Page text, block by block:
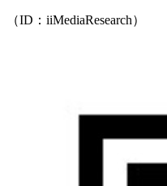
（ID：iiMediaResearch）